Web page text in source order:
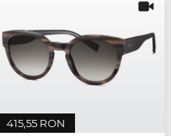
415,55 RON